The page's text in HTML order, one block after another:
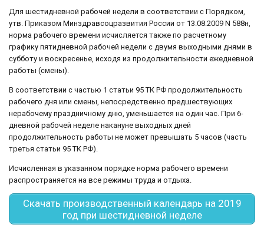
Для шестидневной рабочей недели в соответствии с Порядком,
утв. Приказом Минздравсоцразвития России от 13.08.2009 N 588н,
норма рабочего времени исчисляется также по расчетному
графику пятидневной рабочей недели с двумя выходными днями в
субботу и воскресенье, исходя из продолжительности ежедневной
работы (смены).
В соответствии с частью 1 статьи 95 ТК РФ продолжительность
рабочего дня или смены, непосредственно предшествующих
нерабочему праздничному дню, уменьшается на один час. При 6-
дневной рабочей неделе накануне выходных дней
продолжительность работы не может превышать 5 часов (часть
третья статьи 95 ТК РФ).
Исчисленная в указанном порядке норма рабочего времени
распространяется на все режимы труда и отдыха.
Cкачать производственный календарь на 2019
год при шестидневной неделе